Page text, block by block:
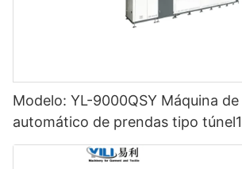
Modelo: YL-9000QSY Máquina
automático de prendas tipo túnel1